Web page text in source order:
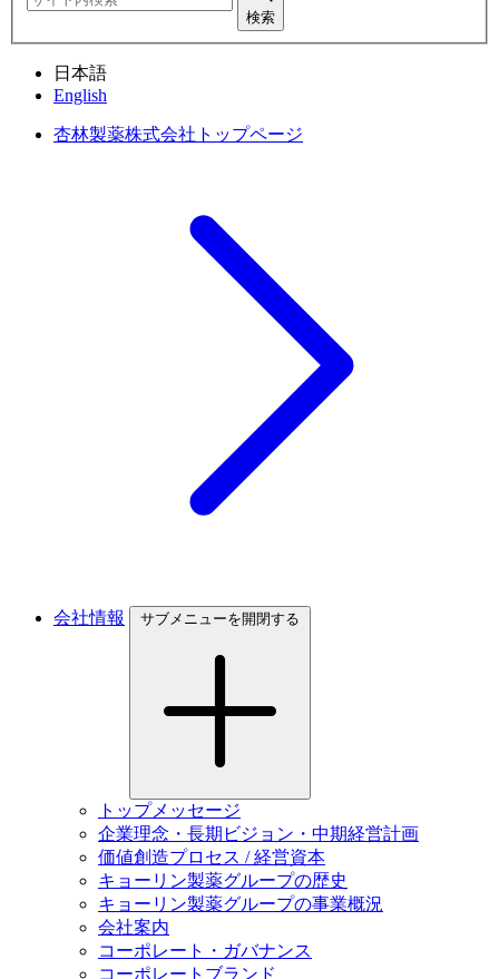
検索
日本語
English
杏林製薬株式会社トップページ
会社情報 サブメニューを開閉する
トップメッセージ
企業理念・長期ビジョン・中期経営計画
価値創造プロセス / 経営資本
キョーリン製薬グループの歴史
キョーリン製薬グループの事業概況
会社案内
コーポレート・ガバナンス
コーポレートブランド